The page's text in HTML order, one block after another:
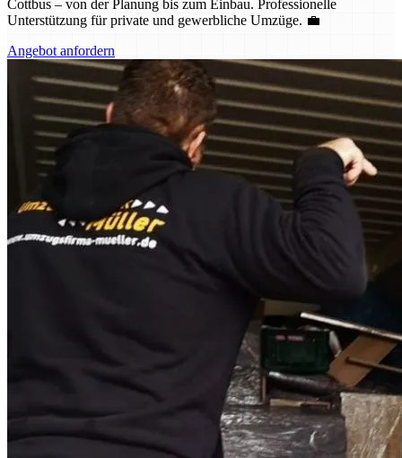
Cottbus – von der Planung bis zum Einbau. Professionelle
Unterstützung für private und gewerbliche Umzüge. 💼
Angebot anfordern